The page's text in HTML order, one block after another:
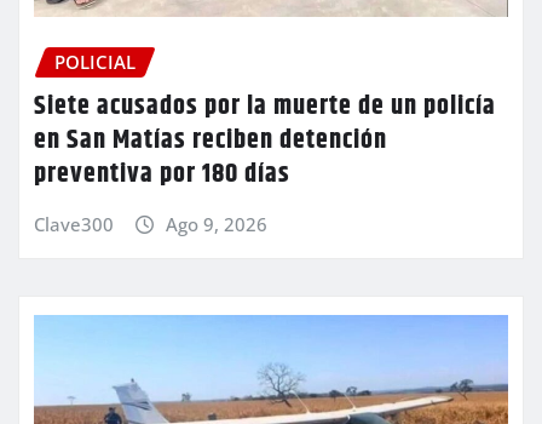
POLICIAL
Siete acusados por la muerte de un policía
en San Matías reciben detención
preventiva por 180 días
Clave300 Ago 9, 2026